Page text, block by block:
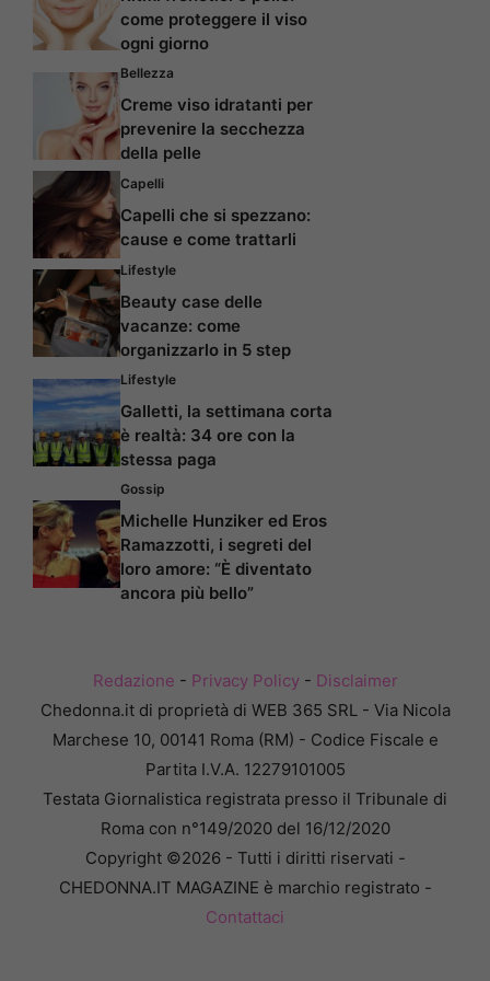
come proteggere il viso
ogni giorno
Bellezza
Creme viso idratanti per
prevenire la secchezza
della pelle
Capelli
Capelli che si spezzano:
cause e come trattarli
Lifestyle
Beauty case delle
vacanze: come
organizzarlo in 5 step
Lifestyle
Galletti, la settimana corta
è realtà: 34 ore con la
stessa paga
Gossip
Michelle Hunziker ed Eros
Ramazzotti, i segreti del
loro amore: “È diventato
ancora più bello”
Redazione - Privacy Policy- Disclaimer
Chedonna.it di proprietà di WEB 365 SRL - Via Nicola
Marchese 10, 00141 Roma (RM) - Codice Fiscale e
Partita I.V.A. 12279101005
Testata Giornalistica registrata presso il Tribunale di
Roma con n°149/2020 del 16/12/2020
Copyright ©2026 - Tutti i diritti riservati -
CHEDONNA.IT MAGAZINE è marchio registrato -
Contattaci